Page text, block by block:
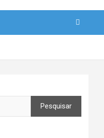
Pesquisar